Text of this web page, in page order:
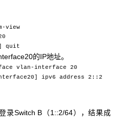
view
quit
的IP地址。
vlan-interface 20
ipv6 address 2::2
录Switch B（1::2/64），结果成